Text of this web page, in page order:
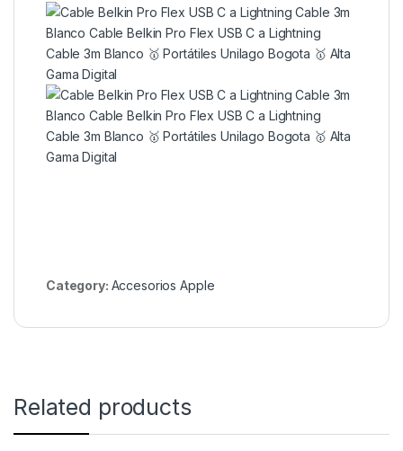
Category: Accesorios Apple
Related products